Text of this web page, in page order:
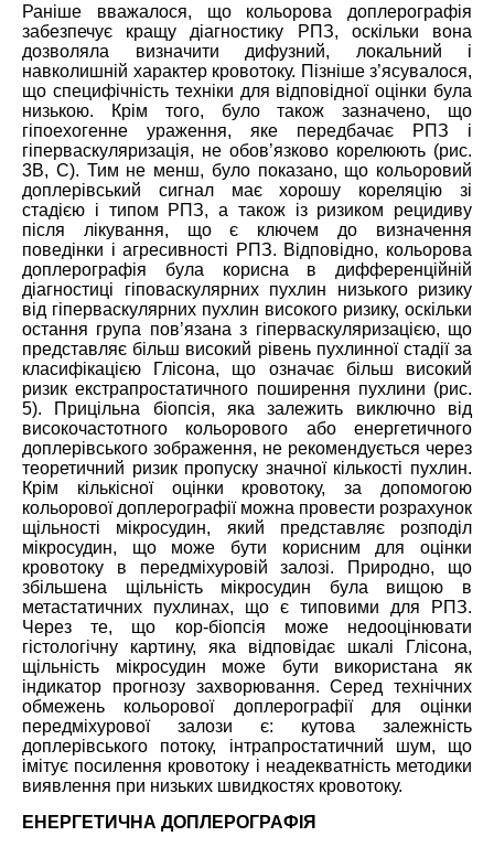
Раніше вважалося, що кольорова доплерографія
забезпечує кращу діагностику РПЗ, оскільки вона
дозволяла визначити дифузний, локальний і
навколишній характер кровотоку. Пізніше з’ясувалося,
що специфічність техніки для відповідної оцінки була
низькою. Крім того, було також зазначено, що
гіпоехогенне ураження, яке передбачає РПЗ і
гіперваскуляризація, не обов’язково корелюють (рис.
3B, C). Тим не менш, було показано, що кольоровий
доплерівський сигнал має хорошу кореляцію зі
стадією і типом РПЗ, а також із ризиком рецидиву
після лікування, що є ключем до визначення
поведінки і агресивності РПЗ. Відповідно, кольорова
доплерографія була корисна в дифференційній
діагностиці гіповаскулярних пухлин низького ризику
від гіперваскулярних пухлин високого ризику, оскільки
остання група пов’язана з гіперваскуляризацією, що
представляє більш високий рівень пухлинної стадії за
класифікацією Глісона, що означаєбільш високий
ризик екстрапростатичного поширення пухлини (рис.
5). Прицільна біопсія, яка залежить виключно від
високочастотного кольорового або енергетичного
доплерівського зображення, не рекомендується через
теоретичний ризик пропуску значної кількості пухлин.
Крім кількісної оцінки кровотоку, за допомогою
кольорової доплерографії можна провести розрахунок
щільності мікросудин, який представляє розподіл
мікросудин, що може бути корисним для оцінки
кровотоку в передміхуровій залозі. Природно, що
збільшена щільність мікросудин була вищою в
метастатичних пухлинах, що є типовими для РПЗ.
Через те, що кор-біопсія може недооцінювати
гістологічну картину, яка відповідає шкалі Глісона,
щільність мікросудин може бути використана як
індикатор прогнозу захворювання. Серед технічних
обмежень кольорової доплерографії для оцінки
передміхурової залози є: кутова залежність
доплерівського потоку, інтрапростатичний шум, що
імітує посилення кровотоку і неадекватність методики
виявлення при низьких швидкостях кровотоку.
ЕНЕРГЕТИЧНА ДОПЛЕРОГРАФІЯ